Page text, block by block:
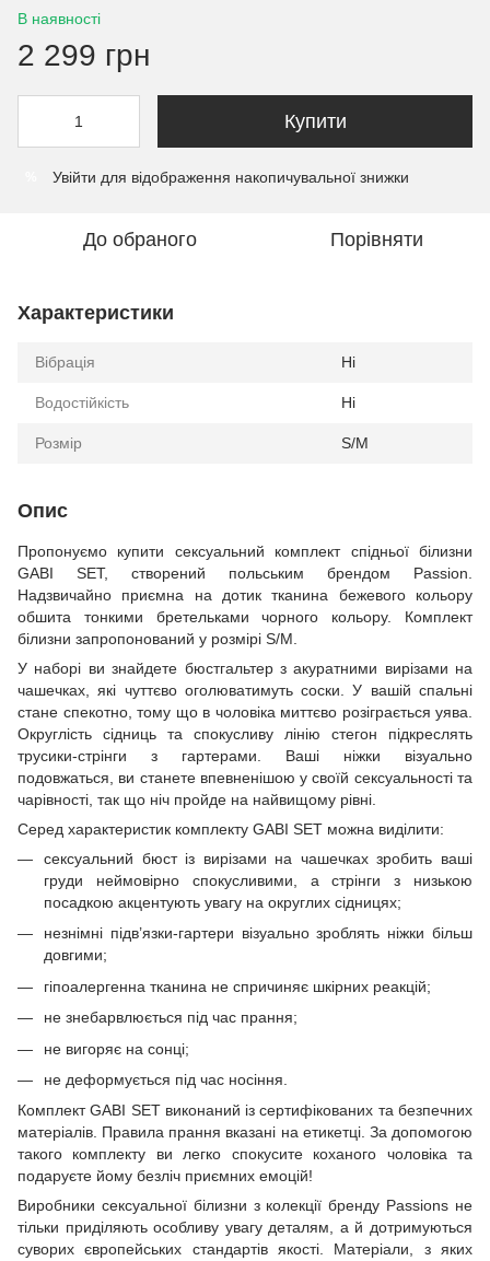
В наявності
2 299 грн
Купити
Увійти для відображення накопичувальної знижки
До обраного Порівняти
Характеристики
Вібрація Ні
Водостійкість Ні
Розмір S/M
Опис
Пропонуємо купити сексуальний комплект спідньої білизни
GABI SET, створений польським брендом Passion.
Надзвичайно приємна на дотик тканина бежевого кольору
обшита тонкими бретельками чорного кольору. Комплект
білизни запропонований у розмірі S/M.
У наборі ви знайдете бюстгальтер з акуратними вирізами на
чашечках, які чуттєво оголюватимуть соски. У вашій спальні
стане спекотно, тому що в чоловіка миттєво розіграється уява.
Округлість сідниць та спокусливу лінію стегон підкреслять
трусики-стрінги з гартерами. Ваші ніжки візуально
подовжаться, ви станете впевненішою у своїй сексуальності та
чарівності, так що ніч пройде на найвищому рівні.
Серед характеристик комплекту GABI SET можна виділити:
сексуальний бюст із вирізами на чашечках зробить ваші
груди неймовірно спокусливими, а стрінги з низькою
посадкою акцентують увагу на округлих сідницях;
незнімні підв’язки-гартери візуально зроблять ніжки більш
довгими;
гіпоалергенна тканина не спричиняє шкірних реакцій;
не знебарвлюється під час прання;
не вигоряє на сонці;
не деформується під час носіння.
Комплект GABI SET виконаний із сертифікованих та безпечних
матеріалів. Правила прання вказані на етикетці. За допомогою
такого комплекту ви легко спокусите коханого чоловіка та
подаруєте йому безліч приємних емоцій!
Виробники сексуальної білизни з колекції бренду Passions не
тільки приділяють особливу увагу деталям, а й дотримуються
суворих європейських стандартів якості. Матеріали, з яких